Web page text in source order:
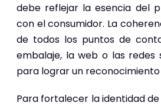
debe reflejar la esencia del
con el consumidor. La
de todos los puntos de
embalaje, la web o las redes
para lograr un
Para fortalecer la identidad